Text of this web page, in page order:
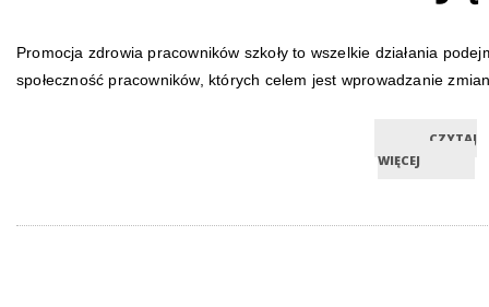
Promocja zdrowia pracowników szkoły to wszelkie działania
społeczność pracowników, których celem jest wprowadzanie
CZYTAJ
WIĘCEJ